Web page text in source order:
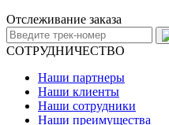
Отслеживание заказа
СОТРУДНИЧЕСТВО
Наши партнеры
Наши клиенты
Наши сотрудники
Наши преимущества